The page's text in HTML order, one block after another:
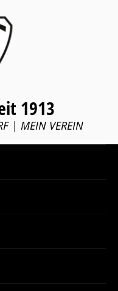
1913
| MEIN VEREIN